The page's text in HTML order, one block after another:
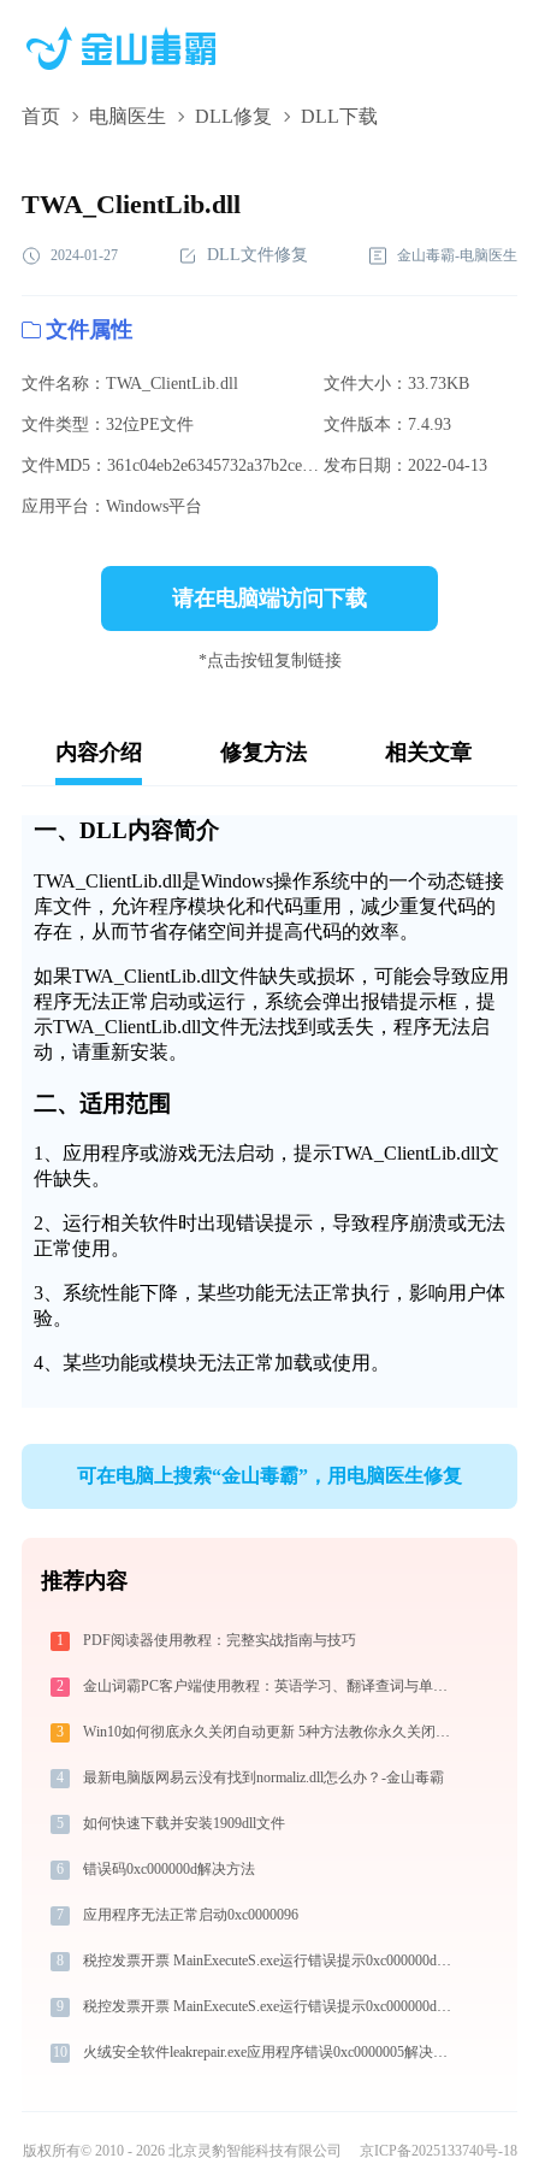
首页 电脑医生 DLL修复 DLL下载
TWA_ClientLib.dll,TWA_ClientLib.dll下载,TWA_ClientLib.dll修复
TWA_ClientLib.dll
2024-01-27 DLL文件修复 金山毒霸-电脑医生
文件属性
文件名称：TWA_ClientLib.dll 文件大小：33.73KB
文件类型：32位PE文件 文件版本：7.4.93
文件MD5：361c04eb2e6345732a37b2ce271e192b 发布日期：2022-04-13
应用平台：Windows平台
请在电脑端访问下载
*点击按钮复制链接
内容介绍 修复方法 相关文章
一、DLL内容简介
TWA_ClientLib.dll是Windows操作系统中的一个动态链接
库文件，允许程序模块化和代码重用，减少重复代码的
存在，从而节省存储空间并提高代码的效率。
如果TWA_ClientLib.dll文件缺失或损坏，可能会导致应用
程序无法正常启动或运行，系统会弹出报错提示框，提
示TWA_ClientLib.dll文件无法找到或丢失，程序无法启
动，请重新安装。
二、适用范围
1、应用程序或游戏无法启动，提示TWA_ClientLib.dll文
件缺失。
2、运行相关软件时出现错误提示，导致程序崩溃或无法
正常使用。
3、系统性能下降，某些功能无法正常执行，影响用户体
验。
4、某些功能或模块无法正常加载或使用。
可在电脑上搜索“金山毒霸”，用电脑医生修复
推荐内容
1 PDF阅读器使用教程：完整实战指南与技巧
2 金山词霸PC客户端使用教程：英语学习、翻译查词与单词记忆的一站式语言助手
3 Win10如何彻底永久关闭自动更新 5种方法教你永久关闭win10自动更新
4 最新电脑版网易云没有找到normaliz.dll怎么办？-金山毒霸
5 如何快速下载并安装1909dll文件
6 错误码0xc000000d解决方法
7 应用程序无法正常启动0xc0000096
8 税控发票开票 MainExecuteS.exe运行错误提示0xc000000d的解决办法
9 税控发票开票 MainExecuteS.exe运行错误提示0xc000000d的解决办法
10 火绒安全软件leakrepair.exe应用程序错误0xc0000005解决方法
版权所有© 2010 - 2026 北京灵豹智能科技有限公司 京ICP备2025133740号-18